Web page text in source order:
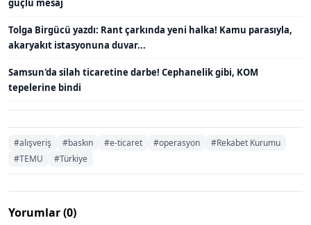
güçlü mesaj
Tolga Birgücü yazdı: Rant çarkında yeni halka! Kamu parasıyla,
akaryakıt istasyonuna duvar...
Samsun'da silah ticaretine darbe! Cephanelik gibi, KOM
tepelerine bindi
#alışveriş #baskın #e-ticaret #operasyon
#Rekabet Kurumu
#TEMU
#Türkiye
Yorumlar (0)